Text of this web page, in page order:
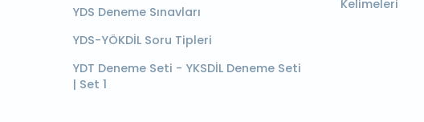
YDS Deneme Sınavları
YDS-YÖKDİL Soru Tipleri
YDT Deneme Seti - YKSDİL Deneme Seti
| Set 1
Kelimeleri